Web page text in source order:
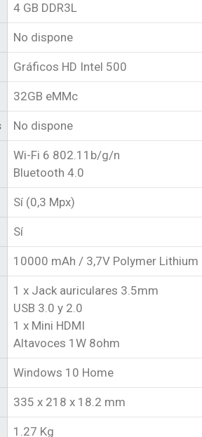
4 GB DDR3L
No dispone
Gráficos HD Intel 500
32GB eMMc
No dispone
Wi-Fi 6 802.11b/g/n
Bluetooth 4.0
Sí (0,3 Mpx)
Sí
10000 mAh / 3,7V Polymer Lithium
1 x Jack auriculares 3.5mm
USB 3.0 y 2.0
1 x Mini HDMI
Altavoces 1W 8ohm
Windows 10 Home
335 x 218 x 18.2 mm
1.27 Kg